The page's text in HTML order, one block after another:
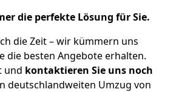
die perfekte Lösung für Sie.
die Zeit – wir kümmern uns
die besten Angebote erhalten.
und kontaktieren Sie uns noch
deutschlandweiten Umzug von